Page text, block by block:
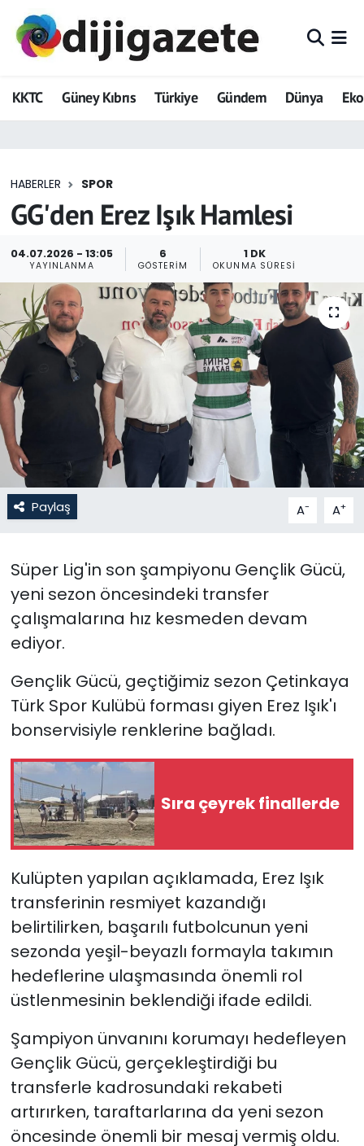
KKTC Güney Kıbrıs Türkiye Gündem Dünya
HABERLER SPOR
GG'den Erez Işık Hamlesi
04.07.2026 - 13:05
YAYINLANMA
6
GÖSTERIM
1 DK
OKUNMA SÜRESI
Paylaş A- A+
Süper Lig'in son şampiyonu Gençlik Gücü,
yeni sezon öncesindeki transfer
çalışmalarına hız kesmeden devam
ediyor.
Gençlik Gücü, geçtiğimiz sezon Çetinkaya
Türk Spor Kulübü forması giyen Erez Işık'ı
bonservisiyle renklerine bağladı.
Sıra çeyrek finallerde
Kulüpten yapılan açıklamada, Erez Işık
transferinin resmiyet kazandığı
belirtilirken, başarılı futbolcunun yeni
sezonda yeşil-beyazlı formayla takımın
hedeflerine ulaşmasında önemli rol
üstlenmesinin beklendiği ifade edildi.
Şampiyon ünvanını korumayı hedefleyen
Gençlik Gücü, gerçekleştirdiği bu
transferle kadrosundaki rekabeti
artırırken, taraftarlarına da yeni sezon
öncesinde önemli bir mesaj vermiş oldu.
ADVERTORIAL
Dijigazete
Eğitim
Ekonomi
Foto Galeri
GEZİ
Güncel
Gündem
KKTC YEREL SEÇİM 2018
Kültür Sanat
Magazin
Moda
Nöbetçi Eczaneler
Otomobil Dünyası
Politika
SAĞLIK
Spor
Teknoloji
TÜRKiYE
Video Galeri
YAŞAM
Hava Durumu
Trafik Durumu
Tüm Manşetler
Son Dakika Haberleri
Haber Arşivi